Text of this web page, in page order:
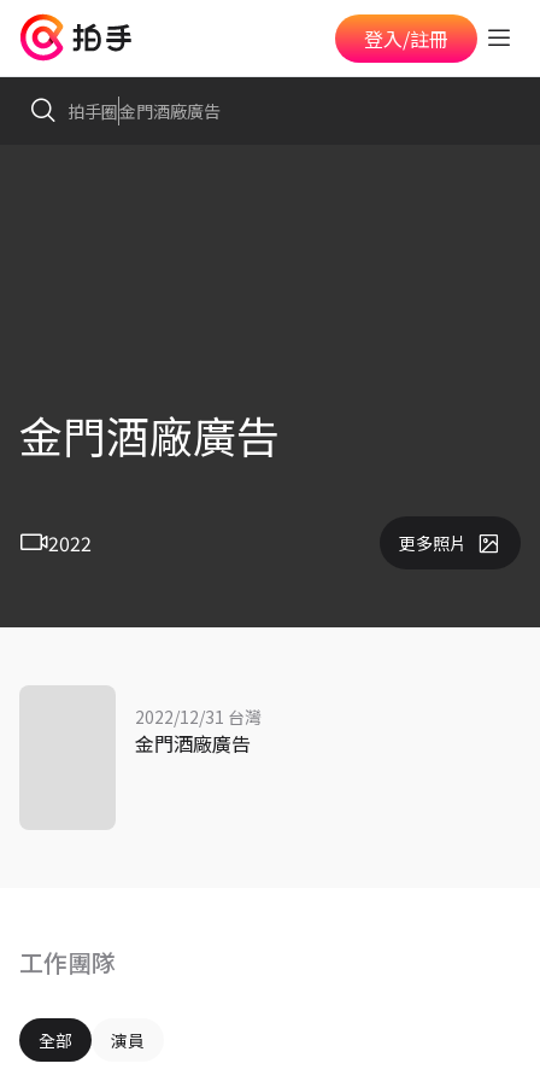
登入/註冊
拍手圈金門酒廠廣告
金門酒廠廣告
2022 更多照片
工作團隊
全部 演員
2022/12/31 台灣
金門酒廠廣告